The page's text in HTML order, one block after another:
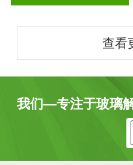
查看
我们—专注于玻璃